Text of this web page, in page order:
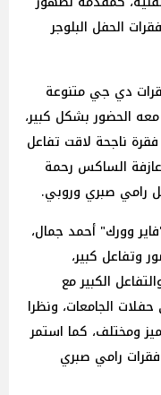
الحفل البلوجر
الساعة 4 عصرا، بفقرات دي جي متنوعة
الحضور بشكل كبير،
ناجحة لاقت تفاعل
وعازفة الساكس رحمة
رامي صبري وروبي.
وورك" أحمد جمال،
وتفاعل كبير،
والتفاعل الكبير مع
الجامعات، ونظرا
ومختلف، كما استمر
رامي صبري